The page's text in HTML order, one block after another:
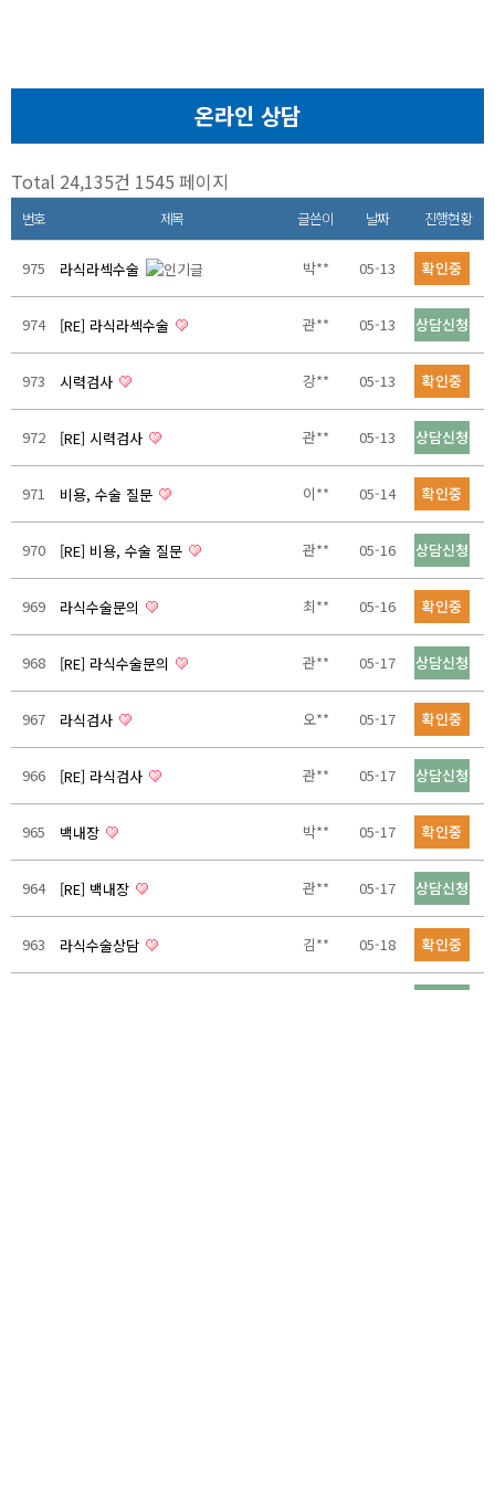
온라인 상담
Total 24,135건 1545 페이지
번호 제목 글쓴이 날짜 진행현황
975 라식라섹수술 박** 05-13 확인중
974 [RE] 라식라섹수술 관** 05-13 상담신청
973 시력검사 강** 05-13 확인중
972 [RE] 시력검사 관** 05-13 상담신청
971 비용, 수술 질문 이** 05-14 확인중
970 [RE] 비용, 수술 질문 관** 05-16 상담신청
969 라식수술문의 최** 05-16 확인중
968 [RE] 라식수술문의 관** 05-17 상담신청
967 라식검사 오** 05-17 확인중
966 [RE] 라식검사 관** 05-17 상담신청
965 백내장 박** 05-17 확인중
964 [RE] 백내장 관** 05-17 상담신청
963 라식수술상담 김** 05-18 확인중